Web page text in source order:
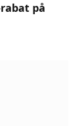
på